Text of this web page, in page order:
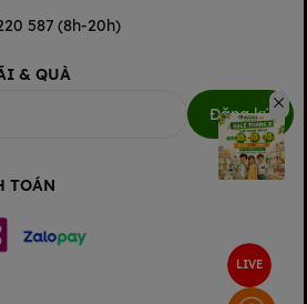
587 (8h-20h)
& QUÀ
Đăng ký
TOÁN
LIVE